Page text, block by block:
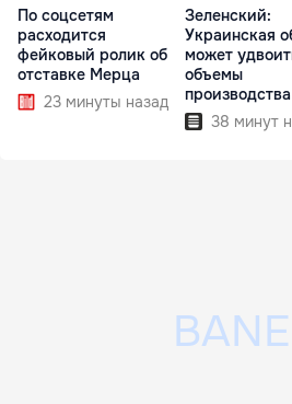
По соцсетям
расходится
фейковый ролик об
отставке Мерца
23 минуты назад
Зеленский:
Украинская
может
объемы
производства
38 минут